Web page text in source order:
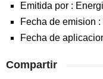
Emitida por :
Fecha de emision :
Fecha de
Compartir